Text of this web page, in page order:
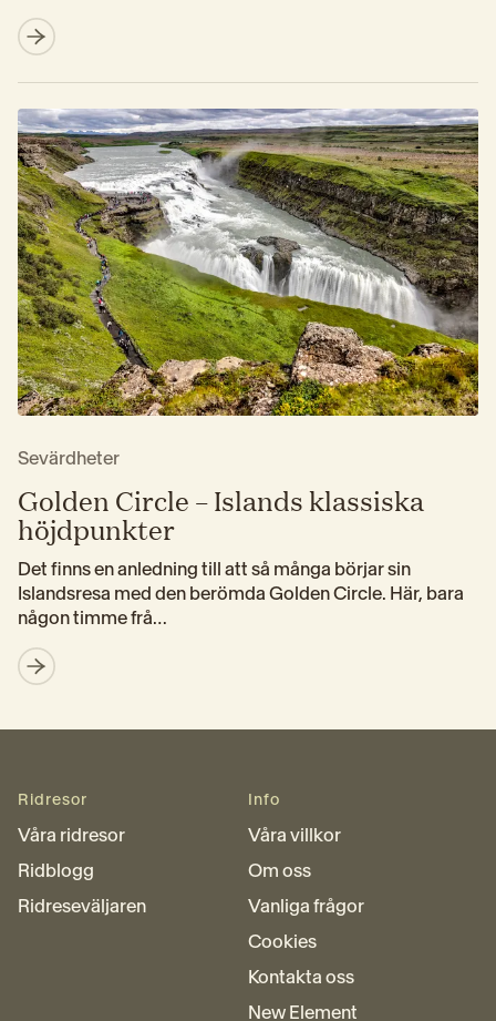
Sevärdheter
Golden Circle – Islands klassiska
höjdpunkter
Det finns en anledning till att så många börjar sin
Islandsresa med den berömda Golden Circle. Här, bara
någon timme frå…
Ridresor
Våra ridresor
Ridblogg
Ridreseväljaren
Info
Våra villkor
Om oss
Vanliga frågor
Cookies
Kontakta oss
New Element